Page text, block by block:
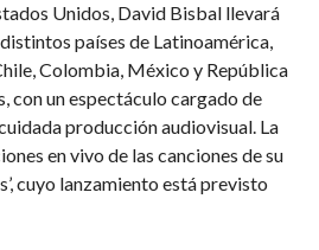
Unidos, David Bisbal llevará
países de Latinoamérica,
Colombia, México y República
con un espectáculo cargado de
producción audiovisual. La
en vivo de las canciones de su
cuyo lanzamiento está previsto